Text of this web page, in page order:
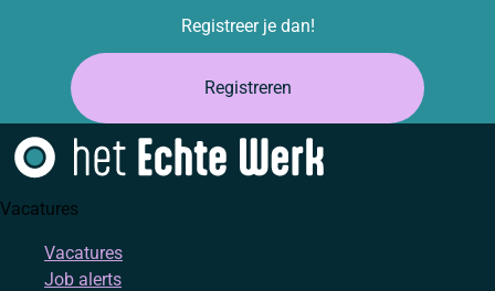
Registreer je dan!
Registreren
Vacatures
Vacatures
Job alerts